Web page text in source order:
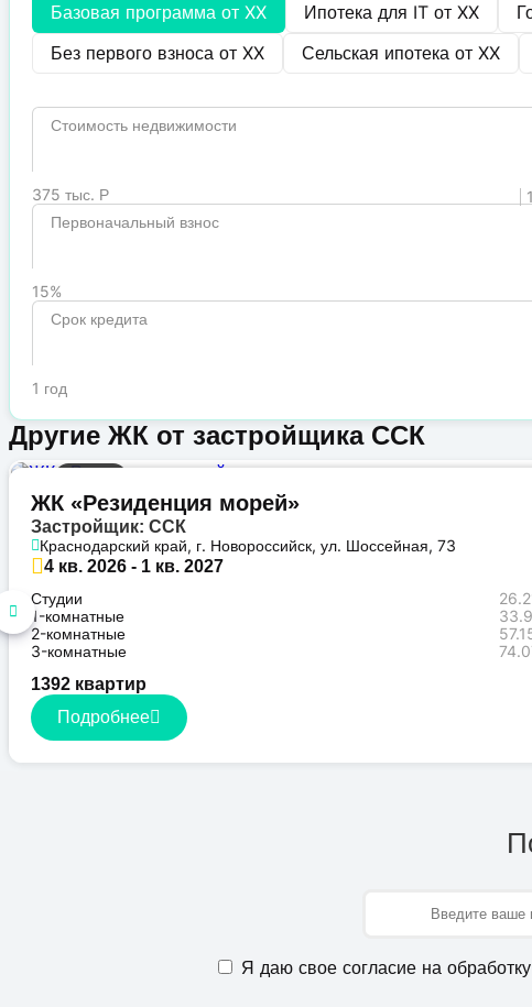
Базовая программа от XX Ипотека для IT от XX
Без первого взноса от XX Сельская ипотека от XX
Стоимость недвижимости
375 тыс. Р
Первоначальный взнос
15%
Срок кредита
1 год
Другие ЖК от застройщика ССК
ЖК «Резиденция морей»
Застройщик: ССК
Краснодарский край, г. Новороссийск, ул. Шоссейная, 73
4 кв. 2026 - 1 кв. 2027
Студии
1-комнатные
2-комнатные
3-комнатные
1392 квартир
Подробнее
Я даю свое согласие на